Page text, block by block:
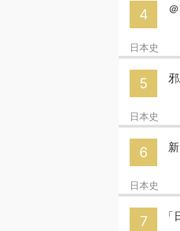
4
日本史
5
日本史
6
日本史
7